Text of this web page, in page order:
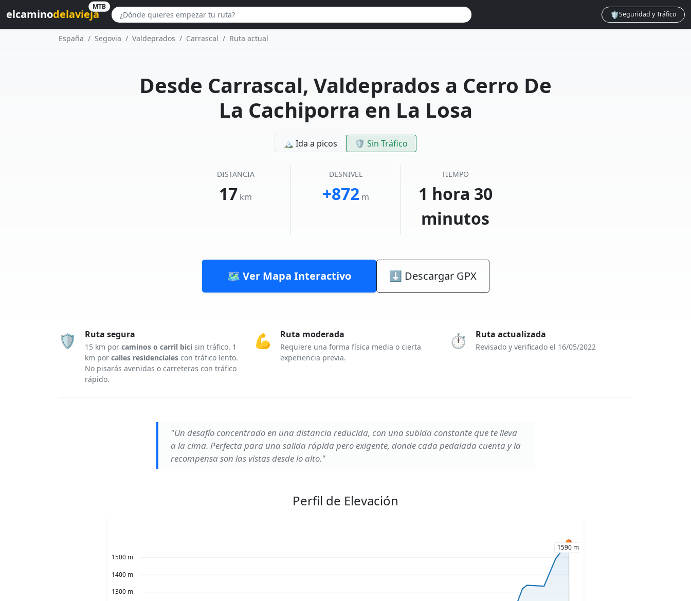
elcaminodelavieja
MTB
🛡️Seguridad y Tráfico
España Segovia Valdeprados Carrascal Ruta actual
Desde Carrascal, Valdeprados a Cerro De
La Cachiporra en La Losa
🏔 Ida a picos 🛡️ Sin Tráfico
DISTANCIA
17 km
DESNIVEL
+872 m
TIEMPO
1 hora 30
minutos
🗺️ Ver Mapa Interactivo ⬇ Descargar GPX
🛡️ Ruta segura
15 km por caminos o carril bici sin tráfico. 1
km por calles residenciales con tráfico lento.
No pisarás avenidas o carreteras con tráfico
rápido.
💪 Ruta moderada
Requiere una forma física media o cierta
experiencia previa.
⏱️ Ruta actualizada
Revisado y verificado el 16/05/2022
"Un desafío concentrado en una distancia reducida, con una subida constante que te lleva
a la cima. Perfecta para una salida rápida pero exigente, donde cada pedalada cuenta y la
recompensa son las vistas desde lo alto."
Perfil de Elevación